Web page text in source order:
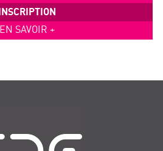
INSCRIPTION
EN SAVOIR +